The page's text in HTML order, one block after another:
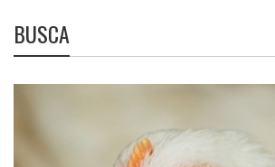
BUSCA